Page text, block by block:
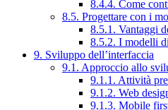
8.4.4. Come
8.5. Progettare con i
8.5.1. Vantaggi
8.5.2. I modelli
9. Sviluppo dell’interfaccia
9.1. Approccio allo
9.1.1. Attività
9.1.2. Web
9.1.3. Mobile